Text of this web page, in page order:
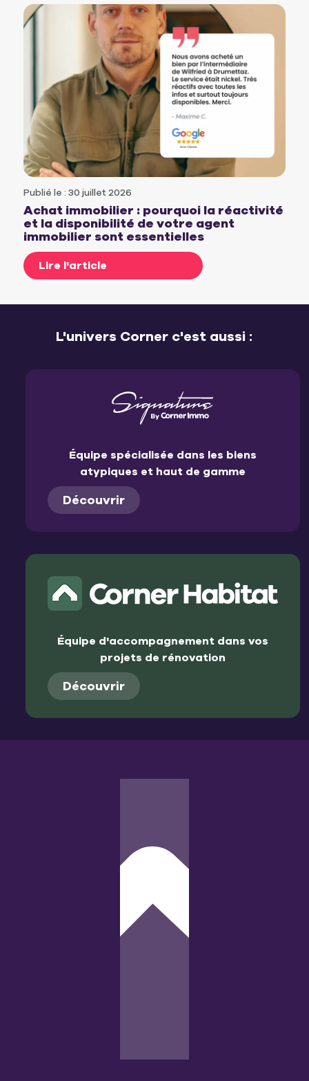
Publié le : 30 juillet 2026
Achat immobilier : pourquoi la réactivité
et la disponibilité de votre agent
immobilier sont essentielles
Lire l'article
L'univers Corner c'est aussi :
Équipe spécialisée dans les biens
atypiques et haut de gamme
Découvrir
Équipe d'accompagnement dans vos
projets de rénovation
Découvrir